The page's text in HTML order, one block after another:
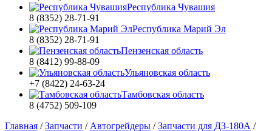
Республика Чувашия
8 (8352) 28-71-91
Республика Марий Эл
8 (8352) 28-71-91
Пензенская область
8 (8412) 99-88-09
Ульяновская область
+7 (8422) 24-63-24
Тамбовская область
8 (4752) 509-109
Главная /Запчасти / Автогрейдеры /Запчасти для ДЗ-180А /